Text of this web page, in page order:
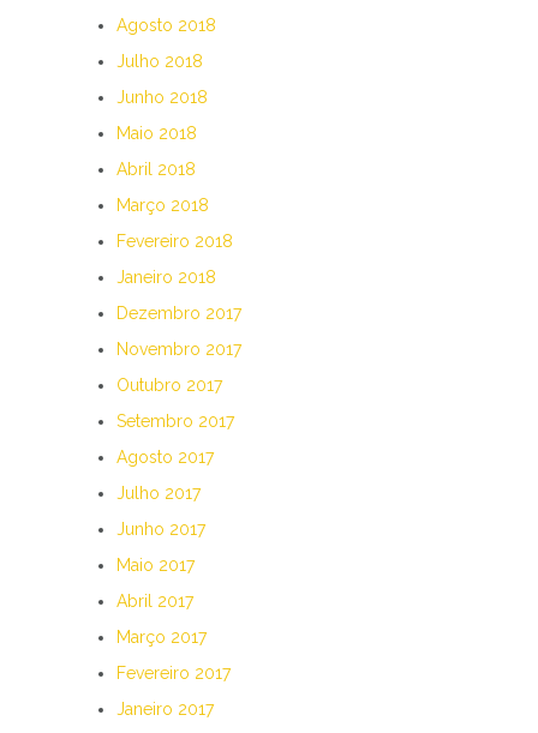
Agosto 2018
Julho 2018
Junho 2018
Maio 2018
Abril 2018
Março 2018
Fevereiro 2018
Janeiro 2018
Dezembro 2017
Novembro 2017
Outubro 2017
Setembro 2017
Agosto 2017
Julho 2017
Junho 2017
Maio 2017
Abril 2017
Março 2017
Fevereiro 2017
Janeiro 2017